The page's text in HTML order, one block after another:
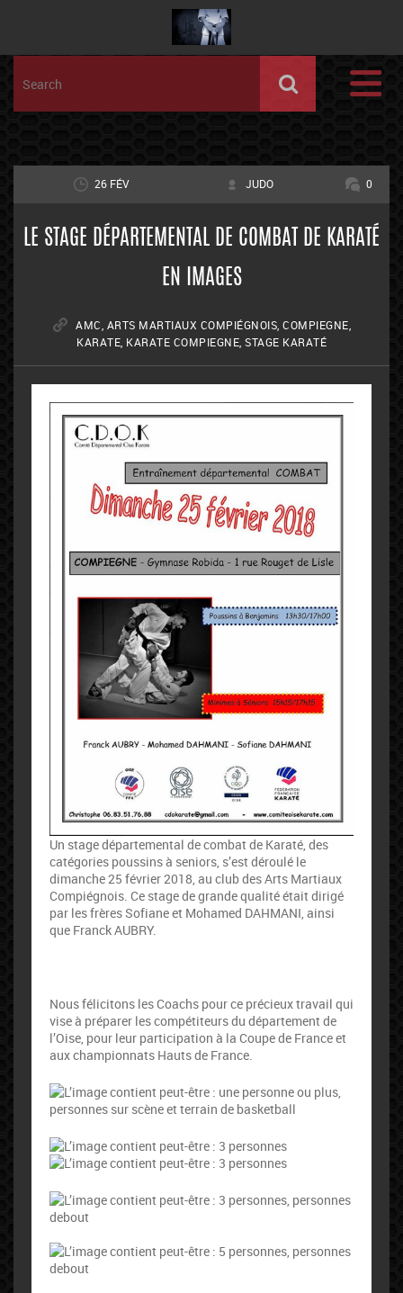
26 FÉV JUDO 0
LE STAGE DÉPARTEMENTAL DE COMBAT DE KARATÉ
EN IMAGES
AMC ARTS MARTIAUX COMPIÉGNOIS COMPIEGNE
KARATE KARATE COMPIEGNE STAGE KARATÉ
Un stage départemental de combat de Karaté, des
catégories poussins à seniors, s’est déroulé le
dimanche 25 février 2018, au club des Arts Martiaux
Compiégnois. Ce stage de grande qualité était dirigé
par les frères Sofiane et Mohamed DAHMANI, ainsi
que Franck AUBRY.
Nous félicitons les Coachs pour ce précieux travail qui
vise à préparer les compétiteurs du département de
l’Oise, pour leur participation à la Coupe de France et
aux championnats Hauts de France.